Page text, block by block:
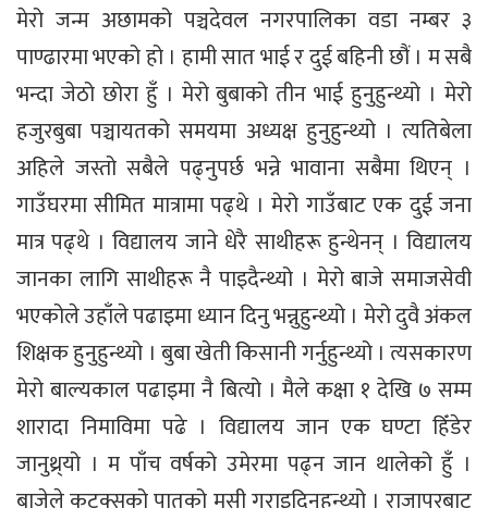
मेरो जन्म अछामको पञ्चदेवल नगरपालिका वडा नम्बर ३
पाण्ढारमा भएको हो । हामी सात भाई र दुई बहिनी छौं । म सबै
भन्दा जेठो छोरा हुँ । मेरो बुबाको तीन भाई हुनुहुन्थ्यो । मेरो
हजुरबुबा पञ्चायतको समयमा अध्यक्ष हुनुहुन्थ्यो । त्यतिबेला
अहिले जस्तो सबैले पढ्नुपर्छ भन्ने भावाना सबैमा थिएन् ।
गाउँघरमा सीमित मात्रामा पढ्थे । मेरो गाउँबाट एक दुई जना
मात्र पढ्थे । विद्यालय जाने धेरै साथीहरू हुन्थेनन् । विद्यालय
जानका लागि साथीहरू नै पाइदैन्थ्यो । मेरो बाजे समाजसेवी
भएकोले उहाँले पढाइमा ध्यान दिनु भन्नुहुन्थ्यो । मेरो दुवै अंकल
शिक्षक हुनुहुन्थ्यो । बुबा खेती किसानी गर्नुहुन्थ्यो । त्यसकारण
मेरो बाल्यकाल पढाइमा नै बित्यो । मैले कक्षा १ देखि ७ सम्म
शारादा निमाविमा पढे । विद्यालय जान एक घण्टा हिँडेर
जानुथ्र्यो । म पाँच वर्षको उमेरमा पढ्न जान थालेको हुँ ।